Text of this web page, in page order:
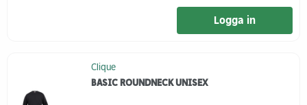
Logga in
Clique
BASIC ROUNDNECK UNISEX